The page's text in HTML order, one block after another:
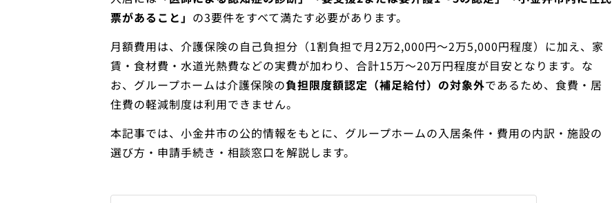
票があること」 の3要件をすべて満たす必要があります。
月額費用は、介護保険の自己負担分（1割負担で月2万2,000円〜2万5,000円程度）に加え、家
賃・食材費・水道光熱費などの実費が加わり、合計15万〜20万円程度が目安となります。な
お、グループホームは介護保険の負担限度額認定（補足給付）の対象外であるため、食費・居
住費の軽減制度は利用できません。
本記事では、小金井市の公的情報をもとに、グループホームの入居条件・費用の内訳・施設の
選び方・申請手続き・相談窓口を解説します。